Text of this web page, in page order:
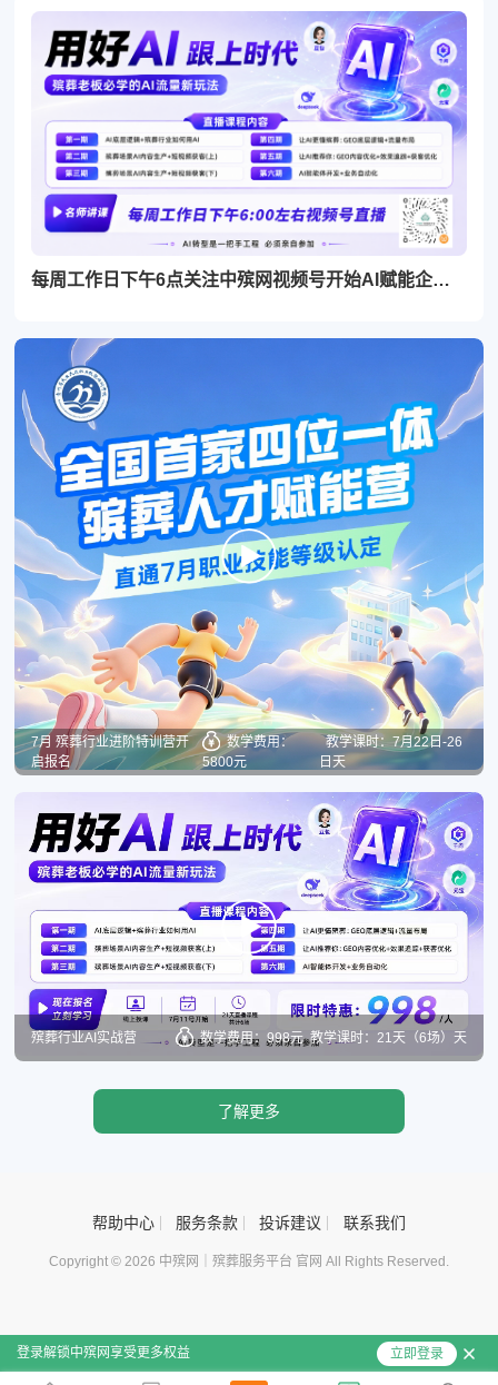
每周工作日下午6点关注中殡网视频号开始AI赋能企业直播
7月 殡葬行业进阶特训营开
启报名
数学费用：
5800元
教学课时：7月22日-26
日天
殡葬行业AI实战营 数学费用：998元 教学课时：21天（6场）天
了解更多
帮助中心 服务条款 投诉建议 联系我们
Copyright © 2026 中殡网｜殡葬服务平台 官网 All Rights Reserved.
登录解锁中殡网享受更多权益 立即登录